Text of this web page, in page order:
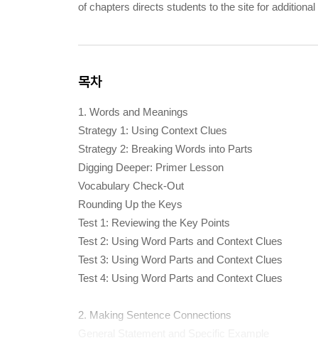
of chapters directs students to the site for
목차
1. Words and Meanings
Strategy 1: Using Context Clues
Strategy 2: Breaking Words into Parts
Digging Deeper: Primer Lesson
Vocabulary Check-Out
Rounding Up the Keys
Test 1: Reviewing the Key Points
Test 2: Using Word Parts and Context Clues
Test 3: Using Word Parts and Context Clues
Test 4: Using Word Parts and Context Clues
2. Making Sentence Connections